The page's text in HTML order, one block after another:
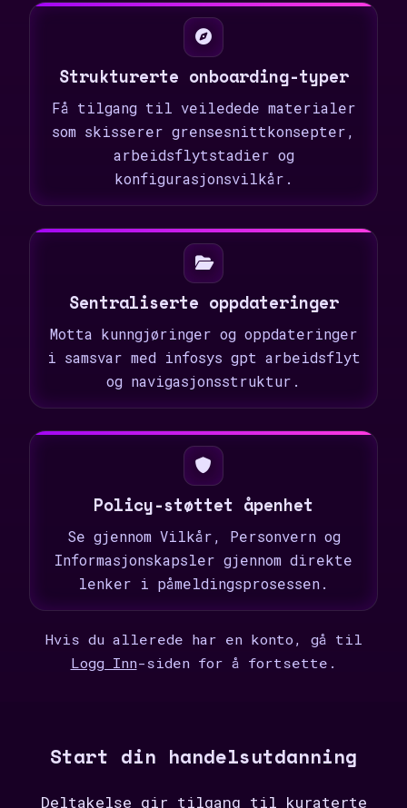
Strukturerte onboarding-typer
Få tilgang til veiledede materialer
som skisserer grensesnittkonsepter,
arbeidsflytstadier og
konfigurasjonsvilkår.
Sentraliserte oppdateringer
Motta kunngjøringer og oppdateringer
i samsvar med infosys gpt arbeidsflyt
og navigasjonsstruktur.
Policy-støttet åpenhet
Se gjennom Vilkår, Personvern og
Informasjonskapsler gjennom direkte
lenker i påmeldingsprosessen.
Hvis du allerede har en konto, gå til
Logg Inn-siden for å fortsette.
Start din handelsutdanning
Deltakelse gir tilgang til kuraterte